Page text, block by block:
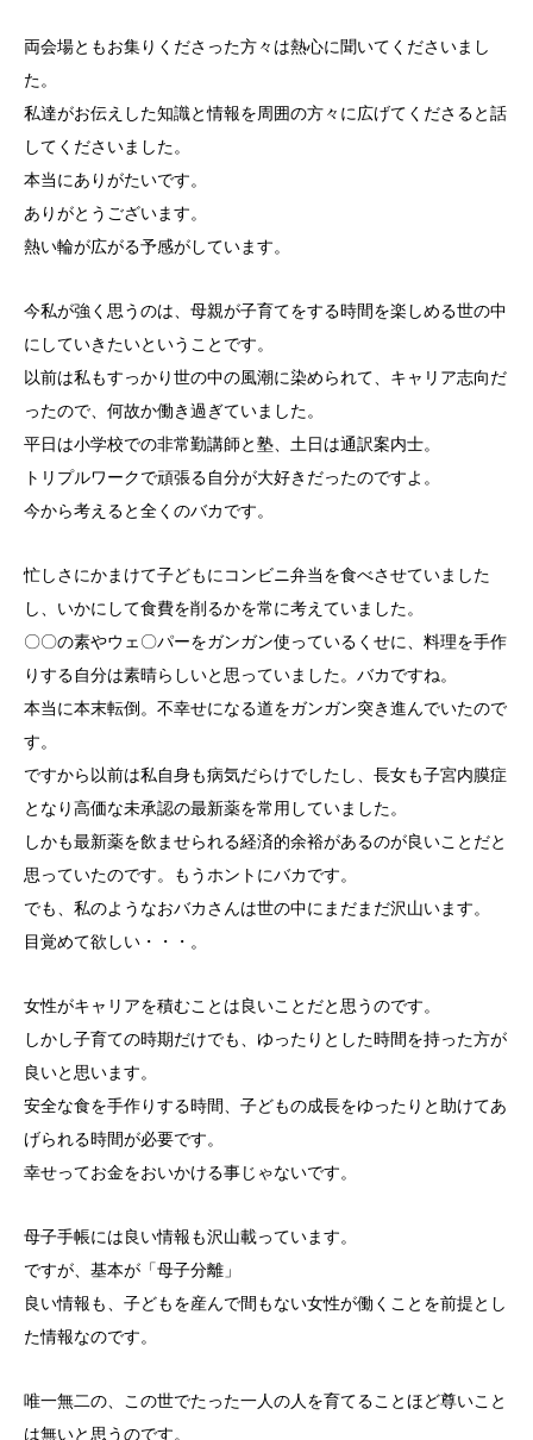
両会場ともお集りくださった方々は熱心に聞いてくださいまし
た。
私達がお伝えした知識と情報を周囲の方々に広げてくださると話
してくださいました。
本当にありがたいです。
ありがとうございます。
熱い輪が広がる予感がしています。
今私が強く思うのは、母親が子育てをする時間を楽しめる世の中
にしていきたいということです。
以前は私もすっかり世の中の風潮に染められて、キャリア志向だ
ったので、何故か働き過ぎていました。
平日は小学校での非常勤講師と塾、土日は通訳案内士。
トリプルワークで頑張る自分が大好きだったのですよ。
今から考えると全くのバカです。
忙しさにかまけて子どもにコンビニ弁当を食べさせていました
し、いかにして食費を削るかを常に考えていました。
〇〇の素やウェ〇パーをガンガン使っているくせに、料理を手作
りする自分は素晴らしいと思っていました。バカですね。
本当に本末転倒。不幸せになる道をガンガン突き進んでいたので
す。
ですから以前は私自身も病気だらけでしたし、長女も子宮内膜症
となり高価な未承認の最新薬を常用していました。
しかも最新薬を飲ませられる経済的余裕があるのが良いことだと
思っていたのです。もうホントにバカです。
でも、私のようなおバカさんは世の中にまだまだ沢山います。
目覚めて欲しい・・・。
女性がキャリアを積むことは良いことだと思うのです。
しかし子育ての時期だけでも、ゆったりとした時間を持った方が
良いと思います。
安全な食を手作りする時間、子どもの成長をゆったりと助けてあ
げられる時間が必要です。
幸せってお金をおいかける事じゃないです。
母子手帳には良い情報も沢山載っています。
ですが、基本が「母子分離」
良い情報も、子どもを産んで間もない女性が働くことを前提とし
た情報なのです。
唯一無二の、この世でたった一人の人を育てることほど尊いこと
は無いと思うのです。